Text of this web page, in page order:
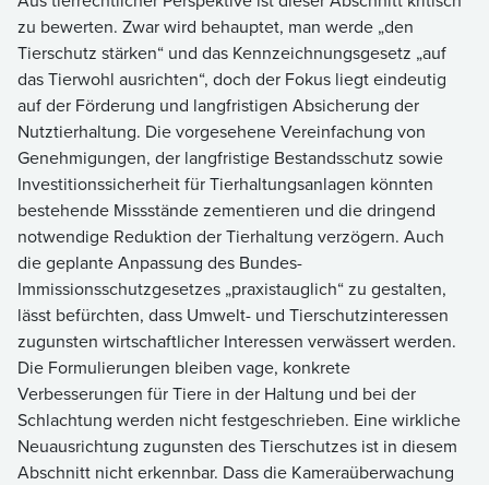
zu bewerten. Zwar wird behauptet, man werde „den
Tierschutz stärken“ und das Kennzeichnungsgesetz „auf
das Tierwohl ausrichten“, doch der Fokus liegt eindeutig
auf der Förderung und langfristigen Absicherung der
Nutztierhaltung. Die vorgesehene Vereinfachung von
Genehmigungen, der langfristige Bestandsschutz sowie
Investitionssicherheit für Tierhaltungsanlagen könnten
bestehende Missstände zementieren und die dringend
notwendige Reduktion der Tierhaltung verzögern. Auch
die geplante Anpassung des Bundes-
Immissionsschutzgesetzes „praxistauglich“ zu gestalten,
lässt befürchten, dass Umwelt- und Tierschutzinteressen
zugunsten wirtschaftlicher Interessen verwässert werden.
Die Formulierungen bleiben vage, konkrete
Verbesserungen für Tiere in der Haltung und bei der
Schlachtung werden nicht festgeschrieben. Eine wirkliche
Neuausrichtung zugunsten des Tierschutzes ist in diesem
Abschnitt nicht erkennbar. Dass die Kameraüberwachung